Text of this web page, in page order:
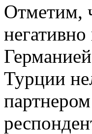
Отметим,
Турции